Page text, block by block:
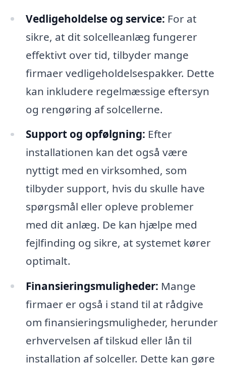
Vedligeholdelse og service: For at
sikre, at dit solcelleanlæg fungerer
effektivt over tid, tilbyder mange
firmaer vedligeholdelsespakker. Dette
kan inkludere regelmæssige eftersyn
og rengøring af solcellerne.
Support og opfølgning: Efter
installationen kan det også være
nyttigt med en virksomhed, som
tilbyder support, hvis du skulle have
spørgsmål eller opleve problemer
med dit anlæg. De kan hjælpe med
fejlfinding og sikre, at systemet kører
optimalt.
Finansieringsmuligheder: Mange
firmaer er også i stand til at rådgive
om finansieringsmuligheder, herunder
erhvervelsen af tilskud eller lån til
installation af solceller. Dette kan gøre